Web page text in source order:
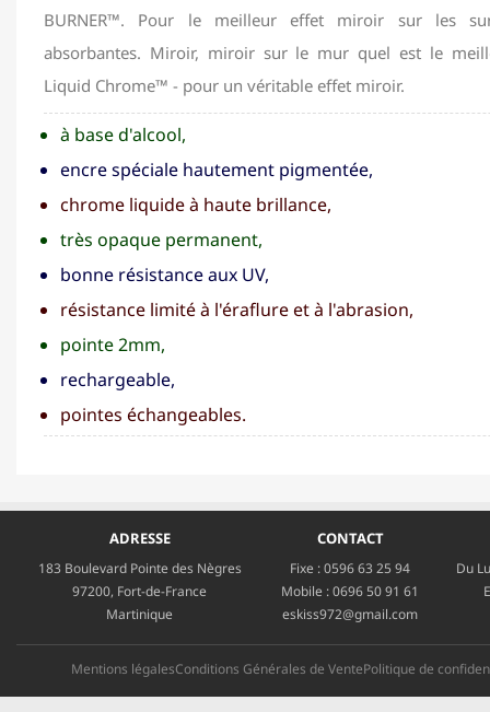
BURNER™. Pour le meilleur effet miroir sur les
absorbantes. Miroir, miroir sur le mur quel est le
Liquid Chrome™ - pour un véritable effet miroir.
à base d'alcool,
encre spéciale hautement pigmentée,
chrome liquide à haute brillance,
très opaque permanent,
bonne résistance aux UV,
résistance limité à l'éraflure et à l'abrasion,
pointe 2mm,
rechargeable,
pointes échangeables.
ADRESSE
183 Boulevard Pointe des Nègres
97200, Fort-de-France
Martinique
CONTACT
Fixe :0596 63 25 94
Mobile :0696 50 91 61
eskiss972@gmail.com
Du
Mentions légalesConditions Générales de VentePolitique de